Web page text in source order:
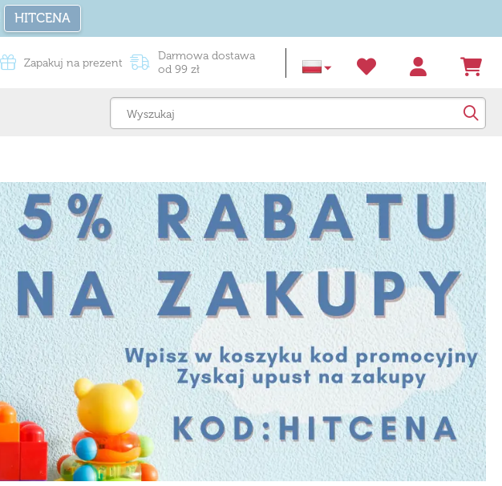
HITCENA
Zapakuj na prezent
Darmowa dostawa
od 99 zł